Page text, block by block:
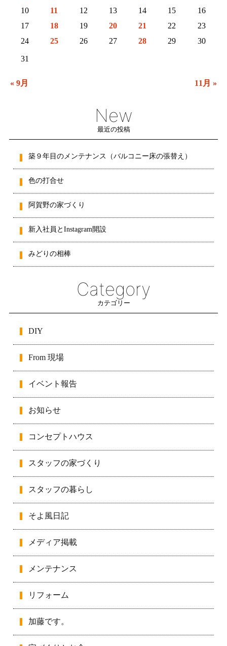
« 9月 11月 »
10
11 12 13 14 15
16
17
18 19 20 21 22
23
24
25 26 27 28 29 30
31
New
最近の投稿
築９年目のメンテナンス（バルコニー床の張替え）
色の打合せ
阿賀野の家づくり
新入社員とInstagram開設
みどりの相棒
Category
カテゴリー
DIY
From 現場
イベント報告
お知らせ
コンセプトハウス
スタッフの家づくり
スタッフの暮らし
そよ風日記
メディア掲載
メンテナンス
リフォーム
加藤です。